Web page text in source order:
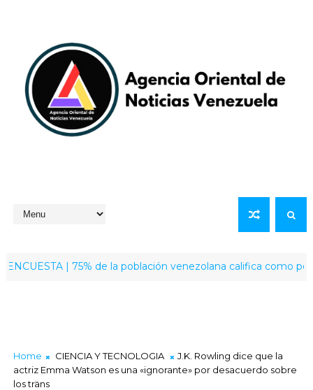
| 75% de la población venezolana califica como
Home CIENCIA Y TECNOLOGIA
J.K. Rowling dice que la
actriz Emma Watson es una «ignorante» por desacuerdo sobre
los träns